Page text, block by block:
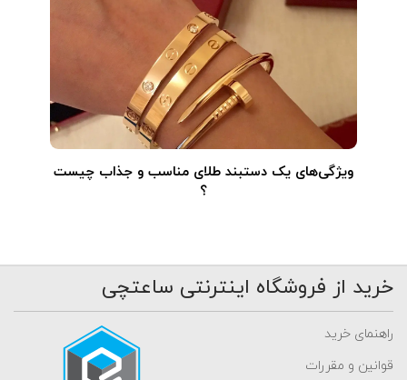
ویژگی‌های یک دستبند طلای مناسب و جذاب چیست
؟
خرید از فروشگاه اینترنتی ساعتچی
راهنمای خرید
قوانین و مقررات